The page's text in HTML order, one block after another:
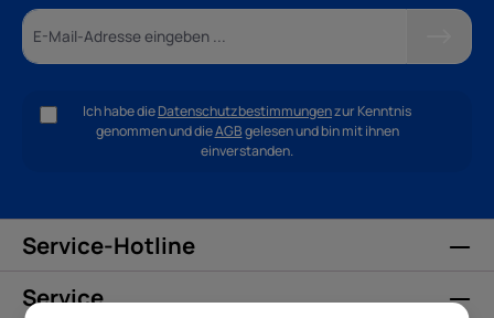
Ich habe dieDatenschutzbestimmungenzur Kenntnis
genommen und dieAGBgelesen und bin mit ihnen
einverstanden.
Service-Hotline
Service